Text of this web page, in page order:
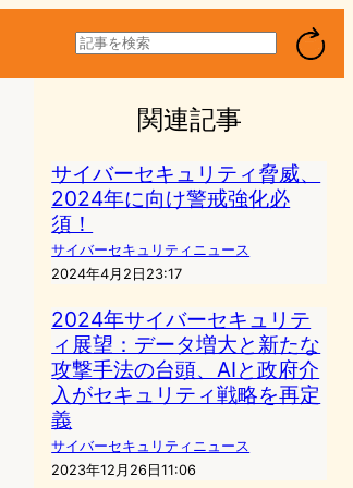
検
索
関連記事
サイバーセキュリティ脅威、
2024年に向け警戒強化必
須！
サイバーセキュリティニュース
2024年4月2日23:17
2024年サイバーセキュリテ
ィ展望：データ増大と新たな
攻撃手法の台頭、AIと政府介
入がセキュリティ戦略を再定
義
サイバーセキュリティニュース
2023年12月26日11:06